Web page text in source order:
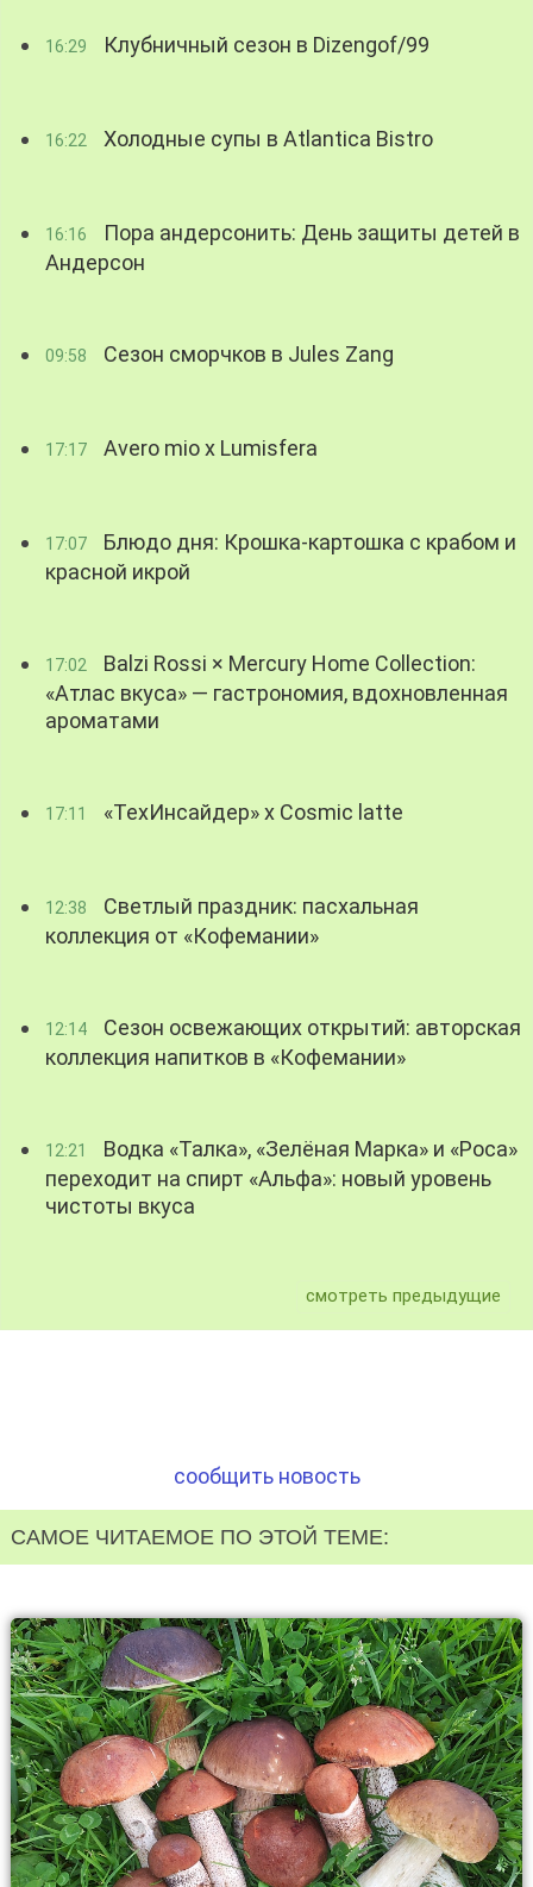
16:29 Клубничный сезон в Dizengof/99
16:22 Холодные супы в Atlantica Bistro
16:16
Пора андерсонить: День защиты детей в
Андерсон
09:58 Сезон сморчков в Jules Zang
17:17 Avero mio x Lumisfera
17:07
Блюдо дня: Крошка-картошка с крабом и
красной икрой
17:02
Balzi Rossi × Mercury Home Collection:
«Атлас вкуса» — гастрономия, вдохновленная
ароматами
17:11 «ТехИнсайдер» х Cosmic latte
12:38
Светлый праздник: пасхальная
коллекция от «Кофемании»
12:14
Сезон освежающих открытий: авторская
коллекция напитков в «Кофемании»
12:21
Водка «Талка», «Зелёная Марка» и «Роса»
переходит на спирт «Альфа»: новый уровень
чистоты вкуса
смотреть предыдущие
сообщить новость
САМОЕ ЧИТАЕМОЕ ПО ЭТОЙ ТЕМЕ: